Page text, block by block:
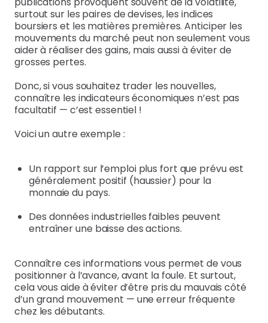
surtout sur les paires de devises, les indices
boursiers et les matières premières. Anticiper les
mouvements du marché peut non seulement vous
aider à réaliser des gains, mais aussi à éviter de
grosses pertes.
Donc, si vous souhaitez trader les nouvelles,
connaître les indicateurs économiques n’est pas
facultatif — c’est essentiel !
Voici un autre exemple :
Un rapport sur l’emploi plus fort que prévu est
généralement positif (haussier) pour la
monnaie du pays.
Des données industrielles faibles peuvent
entraîner une baisse des actions.
Connaître ces informations vous permet de vous
positionner à l’avance, avant la foule. Et surtout,
cela vous aide à éviter d’être pris du mauvais côté
d’un grand mouvement — une erreur fréquente
chez les débutants.